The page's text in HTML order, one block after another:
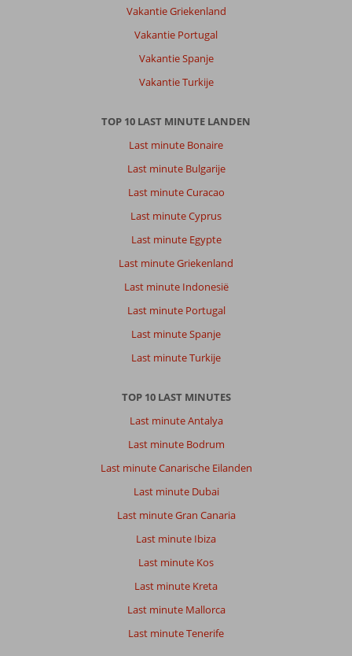
Vakantie Griekenland
Vakantie Portugal
Vakantie Spanje
Vakantie Turkije
TOP 10 LAST MINUTE LANDEN
Last minute Bonaire
Last minute Bulgarije
Last minute Curacao
Last minute Cyprus
Last minute Egypte
Last minute Griekenland
Last minute Indonesië
Last minute Portugal
Last minute Spanje
Last minute Turkije
TOP 10 LAST MINUTES
Last minute Antalya
Last minute Bodrum
Last minute Canarische Eilanden
Last minute Dubai
Last minute Gran Canaria
Last minute Ibiza
Last minute Kos
Last minute Kreta
Last minute Mallorca
Last minute Tenerife